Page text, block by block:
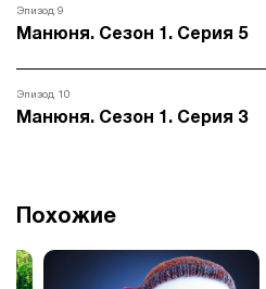
Эпизод 9
Манюня. Сезон 1. Серия 5
Эпизод 10
Манюня. Сезон 1. Серия 3
Похожие